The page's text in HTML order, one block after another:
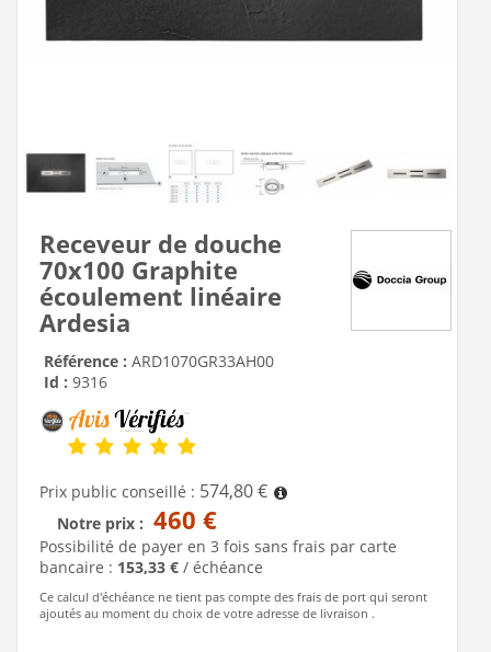
Receveur de douche
70x100 Graphite
écoulement linéaire
Ardesia
Référence : ARD1070GR33AH00
Id : 9316
Prix public conseillé : 574,80 €
Notre prix : 460 €
Possibilité de payer en 3 fois sans frais par carte
bancaire : 153,33 € / échéance
Ce calcul d'échéance ne tient pas compte des frais de port qui seront
ajoutés au moment du choix de votre adresse de livraison .